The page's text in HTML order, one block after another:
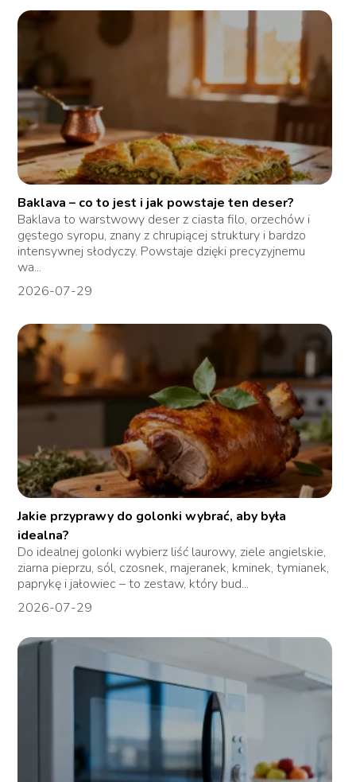
Baklava – co to jest i jak powstaje ten deser?
Baklava to warstwowy deser z ciasta filo, orzechów i
gęstego syropu, znany z chrupiącej struktury i bardzo
intensywnej słodyczy. Powstaje dzięki precyzyjnemu
wa...
2026-07-29
Jakie przyprawy do golonki wybrać, aby była
idealna?
Do idealnej golonki wybierz liść laurowy, ziele angielskie,
ziarna pieprzu, sól, czosnek, majeranek, kminek, tymianek,
paprykę i jałowiec – to zestaw, który bud...
2026-07-29